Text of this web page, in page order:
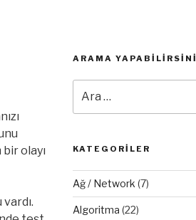
olayı
ARAMA
KATEGORILER
Ağ / Network (7)
Algoritma (22)